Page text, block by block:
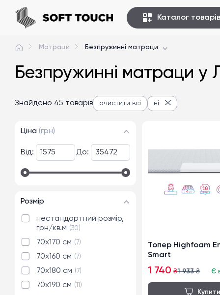
Каталог товарів
Матраци Безпружинні матраци
Безпружинні матраци у
Знайдено 45 товарів очистити всі ні
Ціна (грн)
Від: До:
Розмір
нестандартний розмір,
грн/кв.м
30
70x170 см 7
70x160 см 7
70x180 см 7
70x190 см 11
Топер Highfoam
Smart
1 740 ₴1 933₴ Є